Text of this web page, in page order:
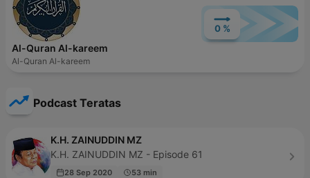
0 %
Al-Quran Al-kareem
Al-Quran Al-kareem
Podcast Teratas
K.H. ZAINUDDIN MZ
K.H. ZAINUDDIN MZ - Episode 61
28 Sep 2020 53 min